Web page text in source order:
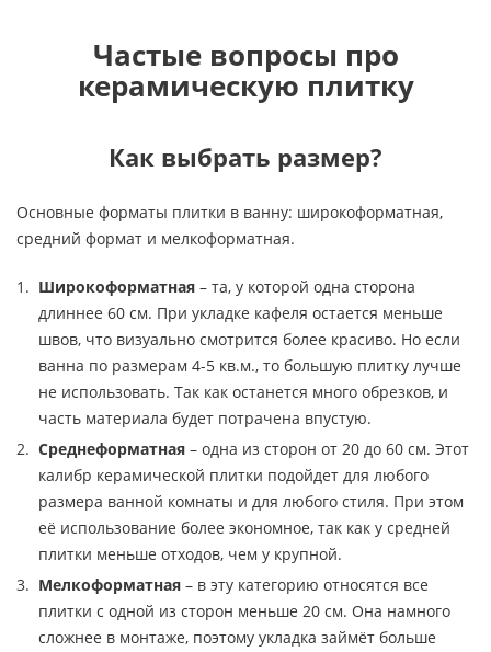
Частые вопросы про
керамическую плитку
Как выбрать размер?
Основные форматы плитки в ванну: широкоформатная,
средний формат и мелкоформатная.
Широкоформатная – та, у которой одна сторона
длиннее 60 см. При укладке кафеля остается меньше
швов, что визуально смотрится более красиво. Но если
ванна по размерам 4-5 кв.м., то большую плитку лучше
не использовать. Так как останется много обрезков, и
часть материала будет потрачена впустую.
Среднеформатная – одна из сторон от 20 до 60 см. Этот
калибр керамической плитки подойдет для любого
размера ванной комнаты и для любого стиля. При этом
её использование более экономное, так как у средней
плитки меньше отходов, чем у крупной.
Мелкоформатная – в эту категорию относятся все
плитки с одной из сторон меньше 20 см. Она намного
сложнее в монтаже, поэтому укладка займёт больше